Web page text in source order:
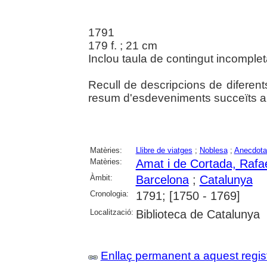
1791
179 f. ; 21 cm
Inclou taula de contingut
Recull de descripcions de
resum d'esdeveniments succeïts
Matèries: Llibre de viatges ; Noblesa;
Matèries:
Amat i de Cortada,
Àmbit: Barcelona; Catalunya
Cronologia: 1791; [1750 - 1769]
Localització: Biblioteca de Catalunya
Enllaç permanent a aquest